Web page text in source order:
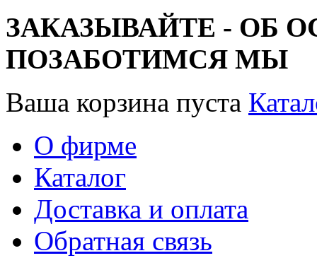
ЗАКАЗЫВАЙТЕ - ОБ
ПОЗАБОТИМСЯ МЫ
Ваша корзина пуста
О фирме
Каталог
Доставка и оплата
Обратная связь